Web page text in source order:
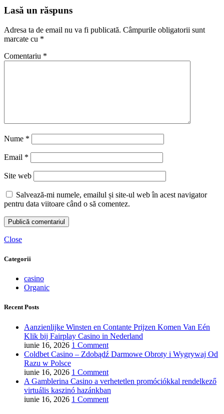
Lasă un răspuns
Adresa ta de email nu va fi publicată. Câmpurile obligatorii sunt
marcate cu *
Comentariu *
Nume *
Email *
Site web
Salvează-mi numele, emailul și site-ul web în acest navigator
pentru data viitoare când o să comentez.
Close
Categorii
casino
Organic
Recent Posts
Aanzienlijke Winsten en Contante Prijzen Komen Van Eén
Klik bij Fairplay Casino in Nederland
iunie 16, 2026 1 Comment
Coldbet Casino – Zdobądź Darmowe Obroty i Wygrywaj Od
Razu w Polsce
iunie 16, 2026 1 Comment
A Gamblerina Casino a verhetetlen promóciókkal rendelkező
virtuális kaszinó hazánkban
iunie 16, 2026 1 Comment